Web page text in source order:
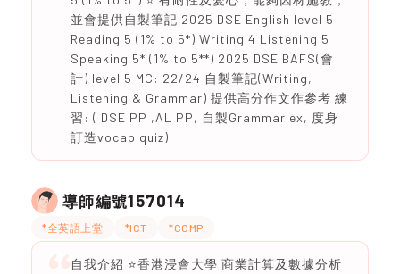
並會提供自製筆記 2025 DSE English level 5
Reading 5 (1% to 5*) Writing 4 Listening 5
Speaking 5* (1% to 5**) 2025 DSE BAFS(會
計) level 5 MC: 22/24 自製筆記(Writing,
Listening & Grammar) 提供高分作文作參考 練
習: ( DSE PP ,AL PP, 自製Grammar ex, 度身
訂造vocab quiz)
導師編號157014
*全英語上堂 *ICT *COMP
自我介紹 ⭐️香港浸會大學 商業計算及數據分析